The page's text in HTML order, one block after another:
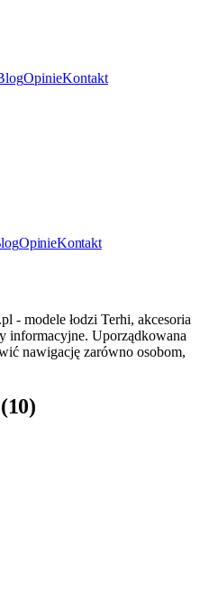
OpinieKontakt
OpinieKontakt
- modele łodzi Terhi, akcesoria
informacyjne. Uporządkowana
nawigację zarówno osobom,
(10)